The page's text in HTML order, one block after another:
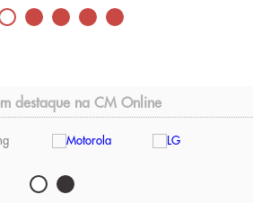
destaque na CM Online